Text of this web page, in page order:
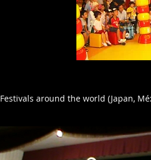
Festivals around the world (Japan,